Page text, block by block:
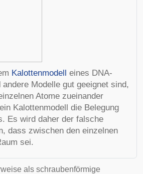
Kalottenmodell eines DNA-
Modelle gut geeignet sind,
Atome zueinander
Kalottenmodell die Belegung
Es wird daher der falsche
dass zwischen den einzelnen
sei.
als schraubenförmige